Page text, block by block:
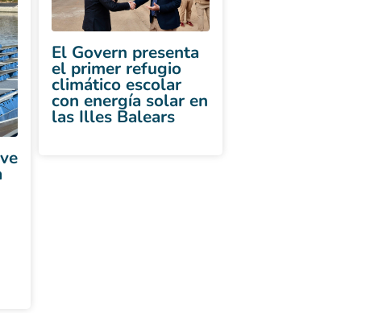
El Govern presenta
el primer refugio
climático escolar
con energía solar en
las Illes Balears